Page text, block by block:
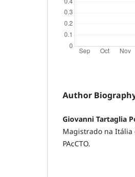
Author
Giovanni Tartaglia
Magistrado na Itália
PAcCTO.